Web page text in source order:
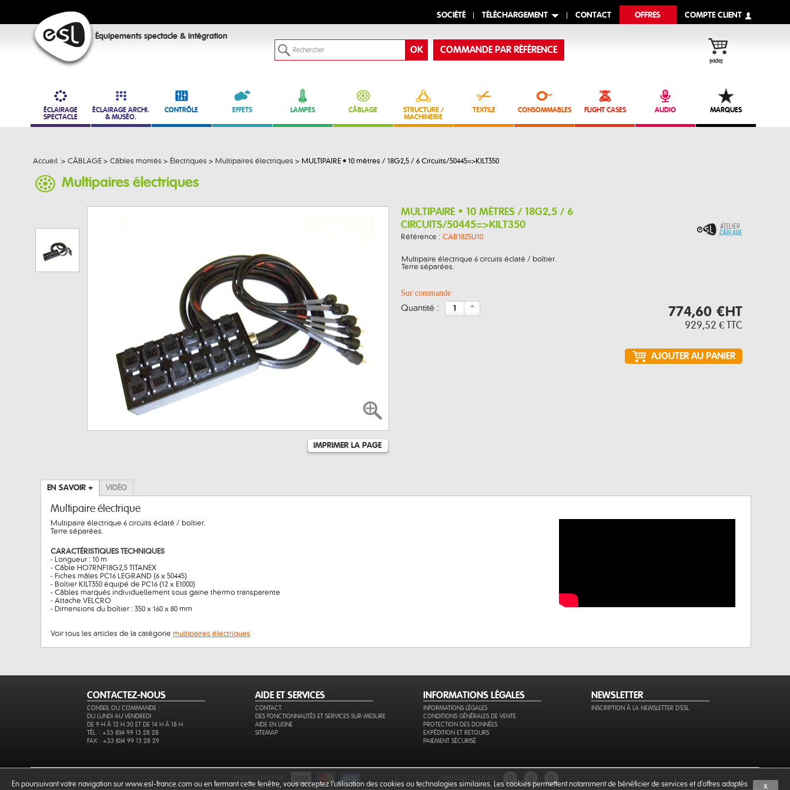
SOCIÉTÉ TÉLÉCHARGEMENT CONTACT OFFRES COMPTE CLIENT
Équipements spectacle & intégration
(vide)
COMMANDE PAR RÉFÉRENCE
ÉCLAIRAGE
SPECTACLE
ÉCLAIRAGE ARCHI.
& MUSÉO.
CONTRÔLE EFFETS LAMPES CÂBLAGE
STRUCTURE /
MACHINERIE
TEXTILE CONSOMMABLES FLIGHT CASES AUDIO MARQUES
Accueil > CÂBLAGE > Câbles montés > Électriques > Multipaires électriques > MULTIPAIRE • 10 mètres / 18G2,5 / 6 Circuits/50445=>KILT350
Multipaires électriques
IMPRIMER LA PAGE
MULTIPAIRE • 10 MÈTRES / 18G2,5 / 6
CIRCUITS/50445=>KILT350
Référence : CAB1825U10
Multipaire électrique 6 circuits éclaté / boîtier.
Terre séparées.
Sur commande
quantité : 774,60 €HT
929,52 € TTC
EN SAVOIR + VIDÉO
Multipaire électrique
Multipaire électrique 6 circuits éclaté / boîtier.
Terre séparées.
CARACTÉRISTIQUES TECHNIQUES
- Longueur : 10 m
- Câble HO7RNF18G2,5 TITANEX
- Fiches mâles PC16 LEGRAND (6 x 50445)
- Boîtier KILT350 équipé de PC16 (12 x E1000)
- Câbles marqués individuellement sous gaine thermo transparente
- Attache VELCRO
- Dimensions du boîtier : 350 x 160 x 80 mm
Voir tous les articles de la catégorie multipaires électriques
CONTACTEZ-NOUS
CONSEIL OU COMMANDE :
DU LUNDI AU VENDREDI
DE 9 H À 12 H 30 ET DE 14 H À 18 H
TÉL. : +33 (0)4 99 13 28 28
FAX : +33 (0)4 99 13 28 29
AIDE ET SERVICES
CONTACT
DES FONCTIONNALITÉS ET SERVICES SUR-MESURE
AIDE EN LIGNE
SITEMAP
INFORMATIONS LÉGALES
INFORMATIONS LÉGALES
CONDITIONS GÉNÉRALES DE VENTE
PROTECTION DES DONNÉES
EXPÉDITION ET RETOURS
PAIEMENT SÉCURISÉ
NEWSLETTER
INSCRIPTION À LA NEWSLETTER D'ESL
X
En poursuivant votre navigation sur www.esl-france.com ou en fermant cette fenêtre, vous acceptez l’utilisation des cookies ou technologies similaires. Les cookies permettent notamment de bénéficier de services et d'offres adaptés